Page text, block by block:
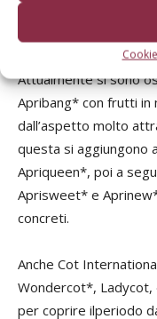
Sempre di
c’è la serie Regalcot®
tardiva caratterizzate
Attualmente si sono
Apribang* con frutti in
dall’aspetto molto
questa si aggiungono
Apriqueen*, poi a
Aprisweet* e
concreti.
Anche Cot
Wondercot*, Ladycot,
per coprire ilperiodo